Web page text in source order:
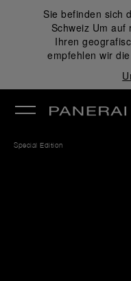
Sie befinden sich
Schweiz Um auf
Ihren
empfehlen wir
Special Edition